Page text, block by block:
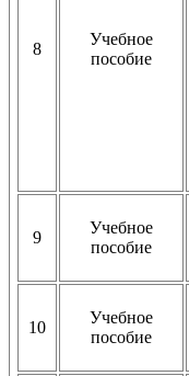
8
Учебное
пособие
9
Учебное
пособие
10
Учебное
пособие